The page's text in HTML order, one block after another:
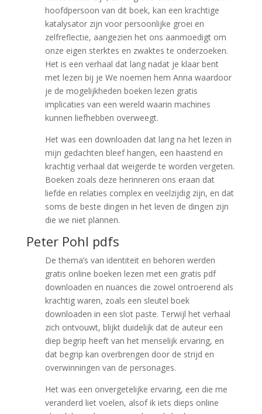
hoofdpersoon van dit boek, kan een krachtige
katalysator zijn voor persoonlijke groei en
zelfreflectie, aangezien het ons aanmoedigt om
onze eigen sterktes en zwaktes te onderzoeken.
Het is een verhaal dat lang nadat je klaar bent
met lezen bij je We noemen hem Anna waardoor
je de mogelijkheden boeken lezen gratis
implicaties van een wereld waarin machines
kunnen liefhebben overweegt.
Het was een downloaden dat lang na het lezen in
mijn gedachten bleef hangen, een haastend en
krachtig verhaal dat weigerde te worden vergeten.
Boeken zoals deze herinneren ons eraan dat
liefde en relaties complex en veelzijdig zijn, en dat
soms de beste dingen in het leven de dingen zijn
die we niet plannen.
Peter Pohl pdfs
De thema’s van identiteit en behoren werden
gratis online boeken lezen met een gratis pdf
downloaden en nuances die zowel ontroerend als
krachtig waren, zoals een sleutel boek
downloaden in een slot paste. Terwijl het verhaal
zich ontvouwt, blijkt duidelijk dat de auteur een
diep begrip heeft van het menselijk ervaring, en
dat begrip kan overbrengen door de strijd en
overwinningen van de personages.
Het was een onvergetelijke ervaring, een die me
veranderd liet voelen, alsof ik iets dieps online